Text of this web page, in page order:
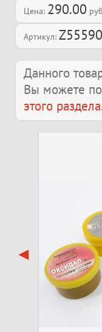
Цена: 290.00
Артикул:
Данного
Вы можете
этого раздела